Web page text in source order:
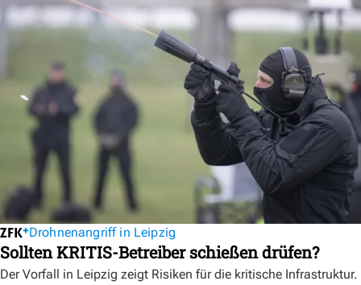
Drohnenangriff in Leipzig
Sollten KRITIS-Betreiber schießen drüfen?
Der Vorfall in Leipzig zeigt Risiken für die kritische Infrastruktur.